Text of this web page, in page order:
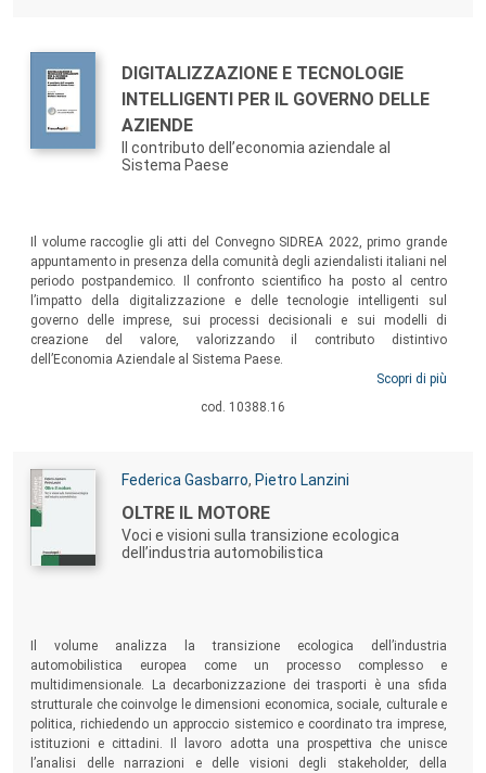
Autori:
Titolo:
DIGITALIZZAZIONE E TECNOLOGIE
INTELLIGENTI PER IL GOVERNO DELLE
AZIENDE
Il contributo dell’economia aziendale al
Sistema Paese
Il volume raccoglie gli atti del Convegno SIDREA 2022, primo grande
appuntamento in presenza della comunità degli aziendalisti italiani nel
periodo postpandemico. Il confronto scientifico ha posto al centro
l’impatto della digitalizzazione e delle tecnologie intelligenti sul
governo delle imprese, sui processi decisionali e sui modelli di
creazione del valore, valorizzando il contributo distintivo
dell’Economia Aziendale al Sistema Paese.
Scopri di più
cod. 10388.16
Autori:
Federica Gasbarro, Pietro Lanzini
Titolo:
OLTRE IL MOTORE
Voci e visioni sulla transizione ecologica
dell’industria automobilistica
Il volume analizza la transizione ecologica dell’industria
automobilistica europea come un processo complesso e
multidimensionale. La decarbonizzazione dei trasporti è una sfida
strutturale che coinvolge le dimensioni economica, sociale, culturale e
politica, richiedendo un approccio sistemico e coordinato tra imprese,
istituzioni e cittadini. Il lavoro adotta una prospettiva che unisce
l’analisi delle narrazioni e delle visioni degli stakeholder, della